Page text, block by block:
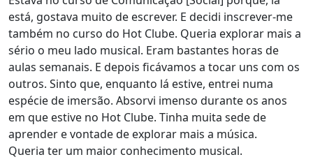
está, gostava muito de escrever. E decidi inscrever-me
também no curso do Hot Clube. Queria explorar mais a
sério o meu lado musical. Eram bastantes horas de
aulas semanais. E depois ficávamos a tocar uns com os
outros. Sinto que, enquanto lá estive, entrei numa
espécie de imersão. Absorvi imenso durante os anos
em que estive no Hot Clube. Tinha muita sede de
aprender e vontade de explorar mais a música.
Queria ter um maior conhecimento musical.